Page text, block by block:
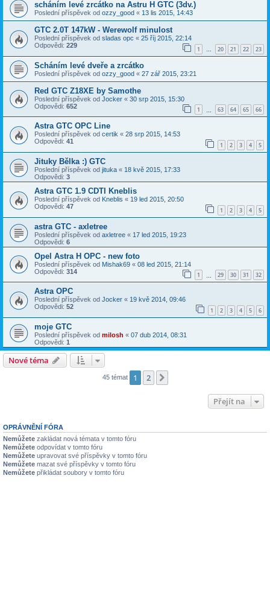
scháním levé zrcátko na Astru H GTC (3dv.)
Poslední příspěvek od ozzy_good « 13 lis 2015, 14:43
GTC 2.0T 147kW - Werewolf minulost
Poslední příspěvek od sladas opc « 25 říj 2015, 22:14
Odpovědi: 229 1 … 20 21 22 23
Scháním levé dveře a zrcátko
Poslední příspěvek od ozzy_good « 27 zář 2015, 23:21
Red GTC Z18XE by Samothe
Poslední příspěvek od Jocker « 30 srp 2015, 15:30
Odpovědi: 652 1 63 64 65 66
Astra GTC OPC Line
Poslední příspěvek od certik « 28 srp 2015, 14:53
Odpovědi: 41 1 2 3 4 5
Jituky Bělka :) GTC
Poslední příspěvek od jituka « 18 kvě 2015, 17:33
Odpovědi: 3
Astra GTC 1.9 CDTI Kneblis
Poslední příspěvek od Kneblis « 19 led 2015, 20:50
Odpovědi: 47 1 2 3 4 5
astra GTC - axletree
Poslední příspěvek od axletree « 17 led 2015, 19:23
Odpovědi: 6
Opel Astra H OPC - new foto
Poslední příspěvek od Mishak69 « 08 led 2015, 21:14
Odpovědi: 314 1 29 30 31 32
Astra OPC
Poslední příspěvek od Jocker « 19 kvě 2014, 09:46
Odpovědi: 52 1 2 3 4 5 6
moje GTC
Poslední příspěvek od milosh « 07 dub 2014, 08:31
Odpovědi: 1
Nové téma
45 témat 1 2
Přejít na
OPRÁVNĚNÍ FÓRA
Nemůžete zakládat nová témata v tomto fóru
Nemůžete odpovídat v tomto fóru
Nemůžete upravovat své příspěvky v tomto fóru
Nemůžete mazat své příspěvky v tomto fóru
Nemůžete přikládat soubory v tomto fóru